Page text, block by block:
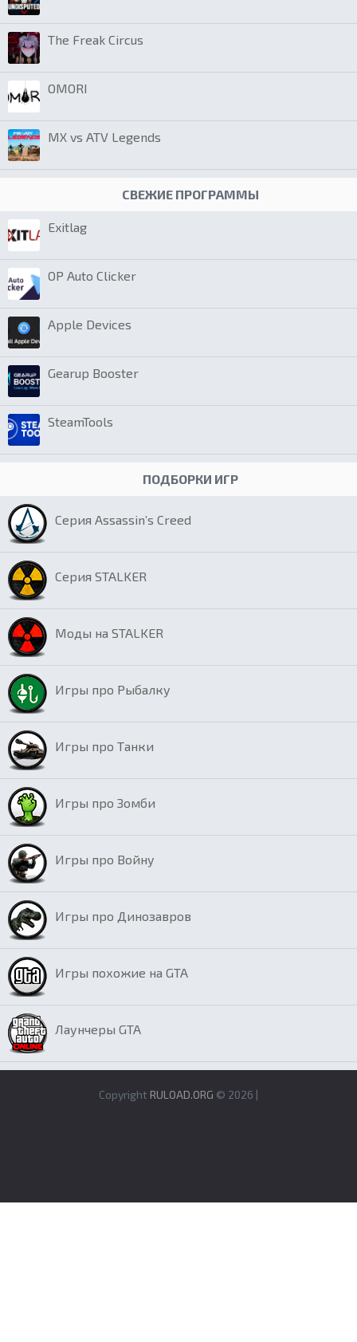
The Freak Circus
OMORI
MX vs ATV Legends
СВЕЖИЕ ПРОГРАММЫ
Exitlag
OP Auto Clicker
Apple Devices
Gearup Booster
SteamTools
ПОДБОРКИ ИГР
Серия Assassin’s Creed
Серия STALKER
Моды на STALKER
Игры про Рыбалку
Игры про Танки
Игры про Зомби
Игры про Войну
Игры про Динозавров
Игры похожие на GTA
Лаунчеры GTA
Copyright RULOAD.ORG © 2026 |